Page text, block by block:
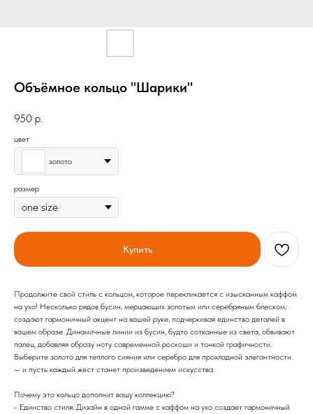
Объёмное кольцо "Шарики"
950 р.
цвет
золото
размер
Купить
Продолжите свой стиль с кольцом, которое перекликается с изысканным каффом
на ухо! Несколько рядов бусин, мерцающих золотым или серебряным блеском,
создают гармоничный акцент на вашей руке, подчеркивая единство деталей в
вашем образе. Динамичные линии из бусин, будто сотканные из света, обвивают
палец, добавляя образу ноту современной роскоши и тонкой графичности.
Выберите золото для теплого сияния или серебро для прохладной элегантности
— и пусть каждый жест станет произведением искусства.
Почему это кольцо дополнит вашу коллекцию?
- Единство стиля: Дизайн в одной гамме с каффом на ухо создает гармоничный